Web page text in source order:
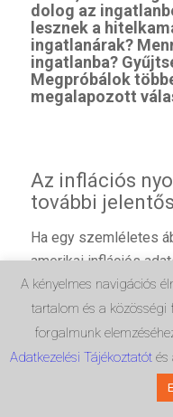
dolog az
lesznek a
ingatlanárak?
ingatlanba?
Megpróbálok
megalapozott
Az inflációs
további
Ha egy szemléletes
amerikai inflációs
amely nemzetközi
támogatja, mint
emelkedése.
A COVID alatt
A kényelmes navigációs
tartalom és a közösségi
forgalmunk
Adatkezelési Tájékoztatót és